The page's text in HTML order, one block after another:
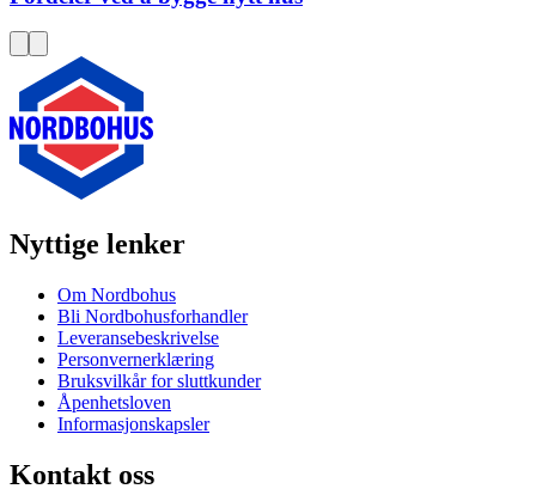
Nyttige lenker
Om Nordbohus
Bli Nordbohusforhandler
Leveransebeskrivelse
Personvernerklæring
Bruksvilkår for sluttkunder
Åpenhetsloven
Informasjonskapsler
Kontakt oss